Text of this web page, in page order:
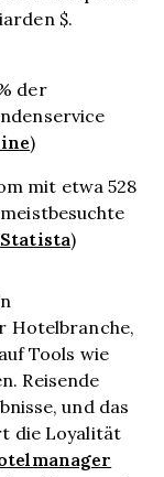
$.
der
)
mit etwa 528
Statista)
Hotelbranche,
Tools wie
Reisende
und das
die Loyalität